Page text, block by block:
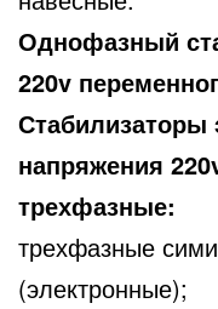
Однофазный
220v
Стабилизаторы
напряжения
трехфазные:
трехфазные
(электронные);